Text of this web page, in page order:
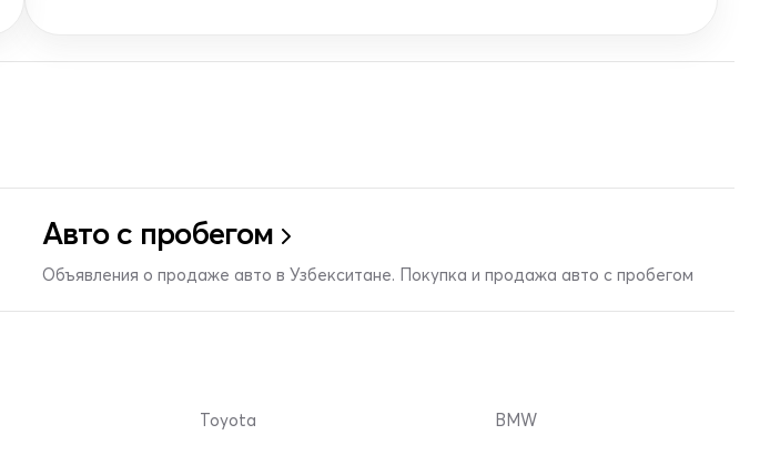
Авто с пробегом
Объявления о продаже авто в Узбекситане. Покупка и продажа авто с пробегом
Toyota BMW